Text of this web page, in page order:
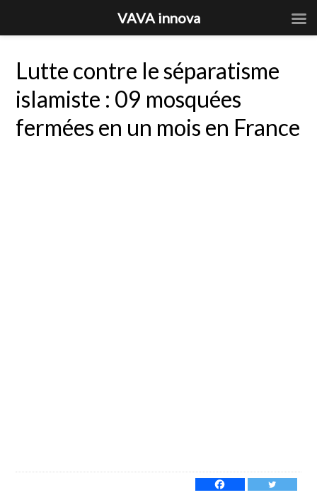
Lutte contre le séparatisme
islamiste : 09 mosquées
fermées en un mois en France
VAVA innova